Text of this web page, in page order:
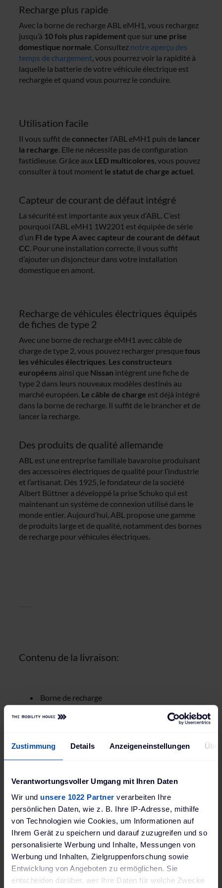
Zustimmung Details Anzeigeneinstellungen
Verantwortungsvoller Umgang mit Ihren Daten
Wir und unsere 1022 Partner verarbeiten Ihre
persönlichen Daten, wie z. B. Ihre IP-Adresse, mithilfe
von Technologien wie Cookies, um Informationen auf
Ihrem Gerät zu speichern und darauf zuzugreifen und so
personalisierte Werbung und Inhalte, Messungen von
Werbung und Inhalten, Zielgruppenforschung sowie
Entwicklung von Angeboten zu ermöglichen. Sie
entscheiden darüber, wer Ihre Daten für welche Zwecke
Recharge plus rapide
Avec la borne de recharge ABL eMH1, vous rechargez
jusqu’à 10 fois plus rapidementque sur une prise
domestique normale. Consultez notre aperçu des
temps de chargement, vous pourrez voir la rapidité à
laquelle la batterie de votre véhicule électrique est
rechargée et quand vous pourrez le conduire.
Utilisation facile
Il vous suffit deconnecter l’ABL eMH1 puis de lancer
la recharge. Elle ne nécessite pas de configuration
fastidieuse. Grâce aux LED multicolores, vous pouvez
consulter à tout moment le statut de charge actuel.
Capteur de courant de défaut intégré
La sécurité est importante aux yeux d’ABL. C’est
pourquoi l’ABL eMH1 1W2201 est équipée de série
d’un FI de type A avec capteur de courant de défaut
CC. Pour une installation correcte, il vous suffit
d’ajouter un disjoncteur dans votre installation
domestique en amont.
Recharge de véhicules électriques équipés
de fiches de type 2
Avec une borne de recharge eMH1 avec câble de
charge de type 2, vous pouvez recharger presquetous
les véhicules électriques. Les constructeurs
européens ainsi que Nissan intègrent une fiche de
type 2 dans leurs nouveaux modèles destinés au
marché européen. Le câble de charge est déjà intégré
dans la borne de recharge. Il suffit de le brancher et de
lancer la recharge.
Des produits de qualité allemande
ABL est une entreprise familiale bavaroise produisant
des accessoires électriques de qualité pour l’industrie
et l’artisanat. Dès 1925, le fondateur de la société
Albert Büttner a développé la prise Schuko qui est
maintenant un système de connexion utilisé dans le
monde entier. Aujourd’hui, ABL propose une gamme
de produits large et de qualité, notamment des bornes
de recharge pour véhicules électriques.
Contenu de la livraison:
Borne de recharge
Manuel abrégé
Kit de montage
2 clés
Vous avez d’autres questions?
Vous trouverez toutes les informations relatives au
chargement de votre véhicule électriquedans notre
guide (en anglais), par exemple les paramètres à
prendre en compte lors de l’achat et de l’installation
d’une borne de recharge.